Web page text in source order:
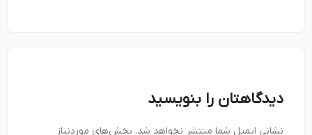
دیدگاهتان را بنویسید
نشانی ایمیل شما منتشر نخواهد شد. بخش‌های موردنیاز